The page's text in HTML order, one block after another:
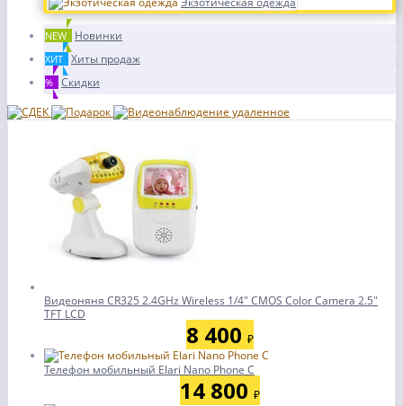
NEW Новинки
ХИТ Хиты продаж
% Скидки
Видеоняня CR325 2.4GHz Wireless 1/4" CMOS Color Camera 2.5"
TFT LCD
8 400 ₽
Телефон мобильный Elari Nano Phone C
14 800 ₽